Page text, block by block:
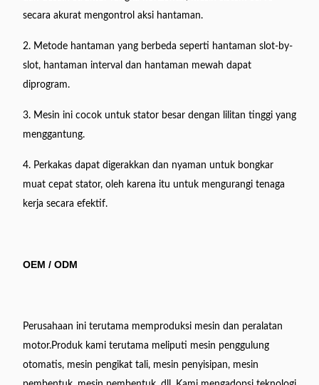
secara akurat mengontrol aksi hantaman.
2. Metode hantaman yang berbeda seperti hantaman slot-by-
slot, hantaman interval dan hantaman mewah dapat
diprogram.
3. Mesin ini cocok untuk stator besar dengan lilitan tinggi yang
menggantung.
4. Perkakas dapat digerakkan dan nyaman untuk bongkar
muat cepat stator, oleh karena itu untuk mengurangi tenaga
kerja secara efektif.
OEM / ODM
Perusahaan ini terutama memproduksi mesin dan peralatan
motor.Produk kami terutama meliputi mesin penggulung
otomatis, mesin pengikat tali, mesin penyisipan, mesin